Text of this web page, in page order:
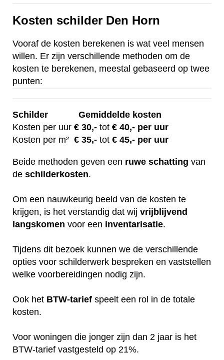
Kosten schilder Den Horn
Vooraf de kosten berekenen is wat veel mensen
willen. Er zijn verschillende methoden om de
kosten te berekenen, meestal gebaseerd op twee
punten:
Schilder
Gemiddelde kosten
Kosten per uur € 30,- tot € 40,- per uur
Kosten per m² € 35,- tot € 45,- per uur
Beide methoden geven een ruwe schatting van
de schilderkosten.
Om een nauwkeurig beeld van de kosten te
krijgen, is het verstandig dat wij vrijblijvend
langskomen voor een inventarisatie.
Tijdens dit bezoek kunnen we de verschillende
opties voor schilderwerk bespreken en vaststellen
welke voorbereidingen nodig zijn.
Ook het BTW-tarief speelt een rol in de totale
kosten.
Voor woningen die jonger zijn dan 2 jaar is het
BTW-tarief vastgesteld op 21%.